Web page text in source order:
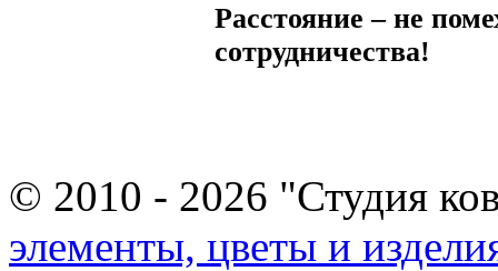
Расстояние – не
сотрудничества!
© 2010 - 2026 "Студия
элементы, цветы и